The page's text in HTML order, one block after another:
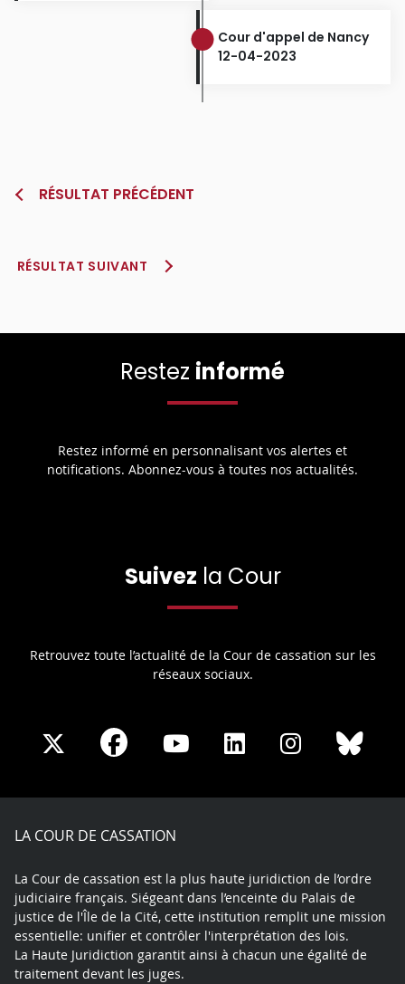
Cour d'appel de Nancy
12-04-2023
RÉSULTAT PRÉCÉDENT
RÉSULTAT SUIVANT
Restez informé
Restez informé en personnalisant vos alertes et
notifications. Abonnez-vous à toutes nos actualités.
Suivez la Cour
Retrouvez toute l’actualité de la Cour de cassation sur les
réseaux sociaux.
Share
X
Share
Facebook
Share
Youtube
Share
LinkedIn
Share
Instagram
LA COUR DE CASSATION
La Cour de cassation est la plus haute juridiction de l’ordre
judiciaire français. Siégeant dans l’enceinte du Palais de
justice de l'Île de la Cité, cette institution remplit une mission
essentielle: unifier et contrôler l'interprétation des lois.
La Haute Juridiction garantit ainsi à chacun une égalité de
traitement devant les juges.